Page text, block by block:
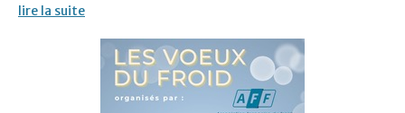
lire la suite